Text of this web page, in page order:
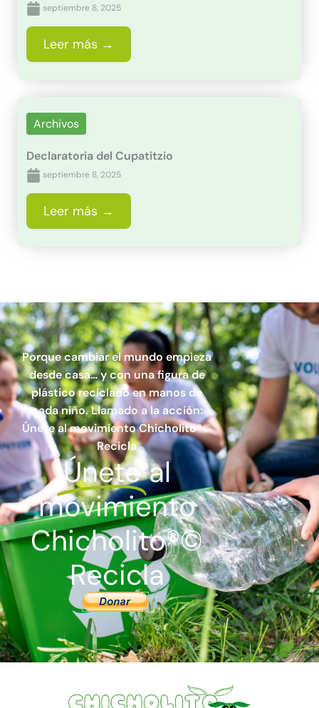
septiembre 8, 2025
Leer más →
Archivos
Declaratoria del Cupatitzio
septiembre 8, 2025
Leer más →
Porque cambiar el mundo empieza
desde casa… y con una figura de
plástico reciclado en manos de
cada niño. Llamado a la acción:
Únete al movimiento Chicholito®©
Recicla
Únete al
movimiento
Chicholito®©
Recicla